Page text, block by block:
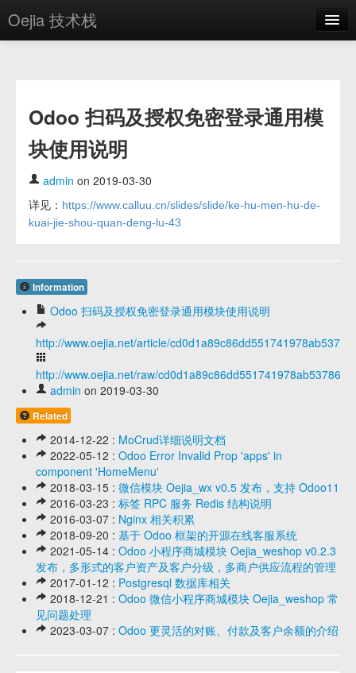
Oejia 技术栈
方案
OE学院
分享
关于
登录
Odoo 扫码及授权免密登录通用模
块使用说明
admin on 2019-03-30
详见： https://www.calluu.cn/slides/slide/ke-hu-men-hu-de-
kuai-jie-shou-quan-deng-lu-43
Information
Odoo 扫码及授权免密登录通用模块使用说明
http://www.oejia.net/article/
http://www.oejia.net/raw/
admin on 2019-03-30
Related
2014-12-22 : MoCrud详细说明文档
2022-05-12 : Odoo Error Invalid Prop 'apps' in
component 'HomeMenu'
2018-03-15 : 微信模块 Oejia_wx v0.5 发布，支持 Odoo11
2016-03-23 : 标签 RPC 服务 Redis 结构说明
2016-03-07 : Nginx 相关积累
2018-09-20 : 基于 Odoo 框架的开源在线客服系统
2021-05-14 : Odoo 小程序商城模块 Oejia_weshop v0.2.3
发布，多形式的客户资产及客户分级，多商户供应流程的管理
2017-01-12 : Postgresql 数据库相关
2018-12-21 : Odoo 微信小程序商城模块 Oejia_weshop 常
见问题处理
2023-03-07 : Odoo 更灵活的对账、付款及客户余额的介绍